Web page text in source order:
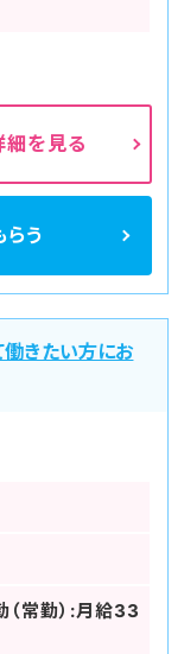
細を見る
らう
きたい方にお
（常勤）:月給33